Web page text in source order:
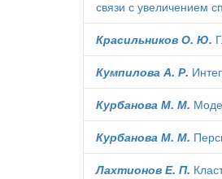
связи с увеличением
Красильников О. Ю.
Кумпилова А. Р.
Курбанова М. М.
Курбанова М. М.
Лахтионов Е. П.